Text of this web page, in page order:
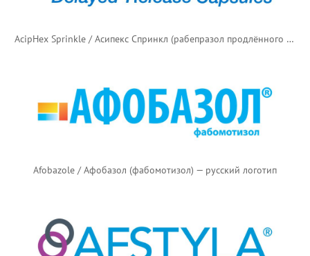
AcipHex Sprinkle / Асипекс Спринкл (рабепразол продлённого действия)
Afobazole / Афобазол (фабомотизол) — русский логотип